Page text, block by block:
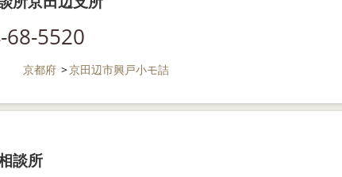
68-5520
京都府 京田辺市興戸小モ詰
談所